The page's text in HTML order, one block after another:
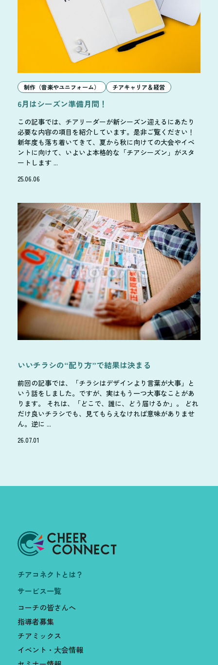
制作（音楽やユニフォーム） チアキャリア＆経営
6月はシーズン準備月間！
この記事では、チアリーダーが新シーズン迎えるにあたり
必要な内容の項目を紹介しています。是非ご覧ください！
新年度も落ち着いてきて、夏から秋に向けての大会やイベ
ントに向けて、いよいよ本格的な「チアシーズン」がスタ
ートします ...
25.06.06
いいチラシの“配り方”で結果は決まる
前回の記事では、「チラシはデザインより言葉が大事」と
いう話をしました。ですが、実はもう一つ大事なことがあ
ります。 それは、「どこで、誰に、どう届けるか」。 どれ
だけ良いチラシでも、見てもらえなければ意味がありませ
ん。逆に ...
26.07.01
チアコネクトとは？
サービス一覧
コーチの皆さんへ
指導者募集
チアミックス
イベント・大会情報